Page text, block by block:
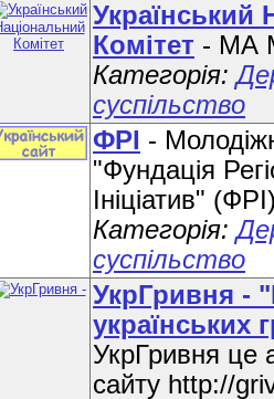
Український
Комітет - МА
Категорія:
суспільство
ФРІ -
"Фундація
Ініціатив"
Категорія:
суспільство
УкрГривня -
українських
УкрГривня це
сайту http://